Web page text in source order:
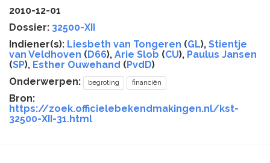
2010-12-01
Dossier: 32500-XII
Indiener(s): Liesbeth van Tongeren (GL), Stientje
van Veldhoven (D66), Arie Slob (CU), Paulus Jansen
(SP), Esther Ouwehand (PvdD)
Onderwerpen:
begroting financiën
Bron:
https://zoek.officielebekendmakingen.nl/kst-
32500-XII-31.html